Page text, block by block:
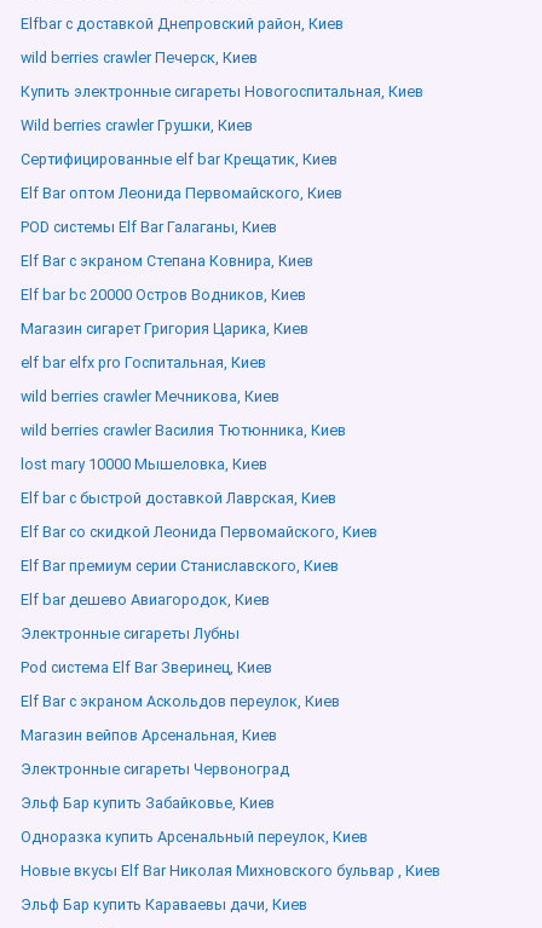
Elfbar с доставкой Днепровский район, Киев
wild berries crawler Печерск, Киев
Купить электронные сигареты Новогоспитальная, Киев
Wild berries crawler Грушки, Киев
Сертифицированные elf bar Крещатик, Киев
Elf Bar оптом Леонида Первомайского, Киев
POD системы Elf Bar Галаганы, Киев
Elf Bar с экраном Степана Ковнира, Киев
Elf bar bc 20000 Остров Водников, Киев
Магазин сигарет Григория Царика, Киев
elf bar elfx pro Госпитальная, Киев
wild berries crawler Мечникова, Киев
wild berries crawler Василия Тютюнника, Киев
lost mary 10000 Мышеловка, Киев
Elf bar с быстрой доставкой Лаврская, Киев
Elf Bar со скидкой Леонида Первомайского, Киев
Elf Bar премиум серии Станиславского, Киев
Elf bar дешево Авиагородок, Киев
Электронные сигареты Лубны
Pod система Elf Bar Зверинец, Киев
Elf Bar с экраном Аскольдов переулок, Киев
Магазин вейпов Арсенальная, Киев
Электронные сигареты Червоноград
Эльф Бар купить Забайковье, Киев
Одноразка купить Арсенальный переулок, Киев
Новые вкусы Elf Bar Николая Михновского бульвар , Киев
Эльф Бар купить Караваевы дачи, Киев